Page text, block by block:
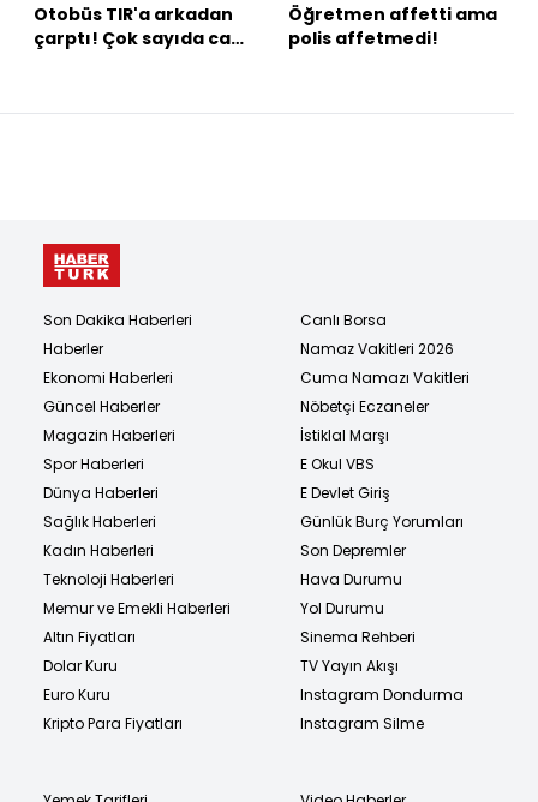
Otobüs TIR'a arkadan
çarptı! Çok sayıda can
Öğretmen affetti ama
polis affetmedi!
Son Dakika Haberleri
Haberler
Ekonomi Haberleri
Güncel Haberler
Magazin Haberleri
Spor Haberleri
Dünya Haberleri
Sağlık Haberleri
Kadın Haberleri
Teknoloji Haberleri
Memur ve Emekli Haberleri
Altın Fiyatları
Dolar Kuru
Euro Kuru
Kripto Para Fiyatları
Canlı Borsa
Namaz Vakitleri 2026
Cuma Namazı Vakitleri
Nöbetçi Eczaneler
İstiklal Marşı
E Okul VBS
E Devlet Giriş
Günlük Burç Yorumları
Son Depremler
Hava Durumu
Yol Durumu
Sinema Rehberi
TV Yayın Akışı
Instagram Dondurma
Instagram Silme